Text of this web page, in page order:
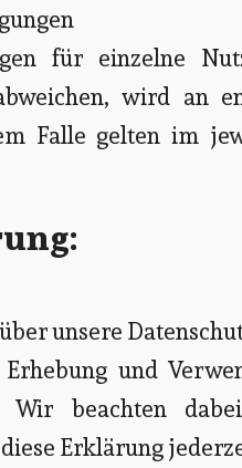
für einzelne
wird an
Falle gelten im
unsere
und
Wir beachten
Erklärung